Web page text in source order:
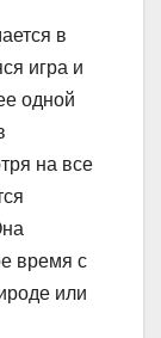
в
игра и
одной
на все
время с
или